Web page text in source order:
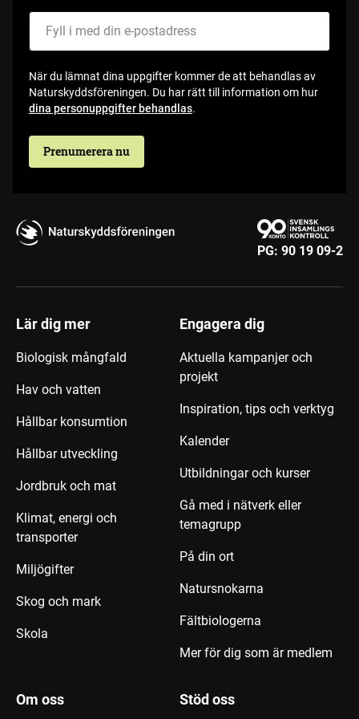
När du lämnat dina uppgifter kommer de att behandlas av
Naturskyddsföreningen. Du har rätt till information om hur
dina personuppgifter behandlas.
Prenumerera nu
PG: 90 19 09-2
Lär dig mer
Biologisk mångfald
Hav och vatten
Hållbar konsumtion
Hållbar utveckling
Jordbruk och mat
Klimat, energi och
transporter
Miljögifter
Skog och mark
Skola
Engagera dig
Aktuella kampanjer och
projekt
Inspiration, tips och verktyg
Kalender
Utbildningar och kurser
Gå med i nätverk eller
temagrupp
På din ort
Natursnokarna
Fältbiologerna
Mer för dig som är medlem
Om oss Stöd oss